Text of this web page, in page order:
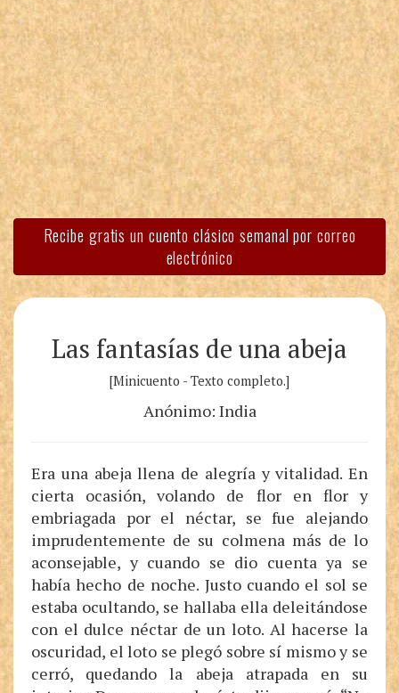
Recibe gratis un cuento clásico semanal por correo
electrónico
Las fantasías de una abeja
[Minicuento - Texto completo.]
Anónimo: India
Era una abeja llena de alegría y vitalidad. En
cierta ocasión, volando de flor en flor y
embriagada por el néctar, se fue alejando
imprudentemente de su colmena más de lo
aconsejable, y cuando se dio cuenta ya se
había hecho de noche. Justo cuando el sol se
estaba ocultando, se hallaba ella deleitándose
con el dulce néctar de un loto. Al hacerse la
oscuridad, el loto se plegó sobre sí mismo y se
cerró, quedando la abeja atrapada en su